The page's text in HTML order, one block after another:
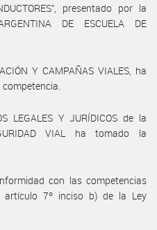
presentado por la
DE ESCUELA DE
Y CAMPAÑAS VIALES, ha
LEGALES Y JURÍDICOS de la
VIAL ha tomado la
con las competencias
artículo 7º inciso b) de la Ley